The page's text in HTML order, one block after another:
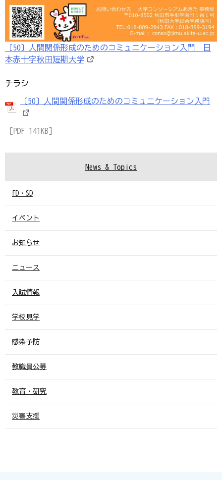
〔50〕人間関係形成のためのコミュニケーション入門 日
本赤十字秋田短期大学
チラシ
〔50〕人間関係形成のためのコミュニケーション入門
[PDF 141KB]
News & Topics
FD・SD
イベント
お知らせ
ニュース
入試情報
学校見学
感染予防
教職員公募
教育・研究
災害支援